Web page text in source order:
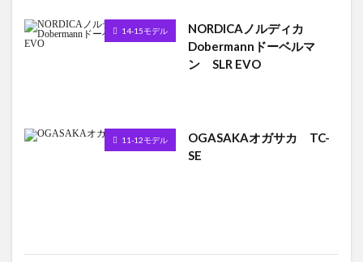
14-15モデル
NORDICAノルディカ
Dobermannドーベルマ
ン SLR EVO
11-12モデル
OGASAKAオガサカ TC-
SE